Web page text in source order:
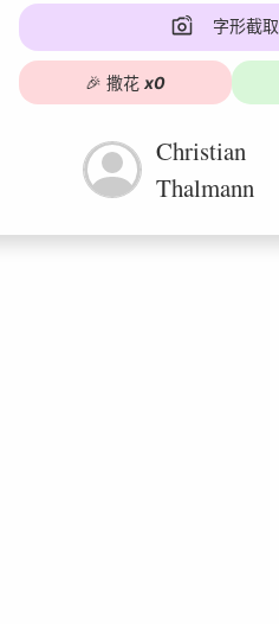
字形截取
🎉 撒花 x0
Christian
Thalmann